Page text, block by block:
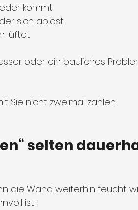
kommt
sich ablöst
lüftet
oder ein bauliches
Sie nicht zweimal zahlen.
selten
die Wand weiterhin feucht
ist: